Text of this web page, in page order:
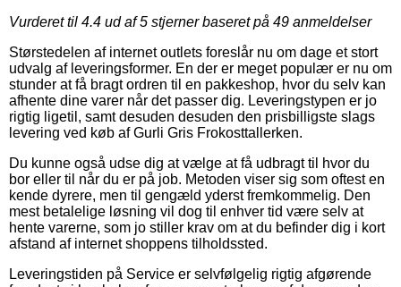
Vurderet til 4.4 ud af 5 stjerner baseret på 49 anmeldelser
Størstedelen af internet outlets foreslår nu om dage et stort
udvalg af leveringsformer. En der er meget populær er nu om
stunder at få bragt ordren til en pakkeshop, hvor du selv kan
afhente dine varer når det passer dig. Leveringstypen er jo
rigtig ligetil, samt desuden desuden den prisbilligste slags
levering ved køb af Gurli Gris Frokosttallerken.
Du kunne også udse dig at vælge at få udbragt til hvor du
bor eller til når du er på job. Metoden viser sig som oftest en
kende dyrere, men til gengæld yderst fremkommelig. Den
mest betalelige løsning vil dog til enhver tid være selv at
hente varerne, som jo stiller krav om at du befinder dig i kort
afstand af internet shoppens tilholdssted.
Leveringstiden på Service er selvfølgelig rigtig afgørende